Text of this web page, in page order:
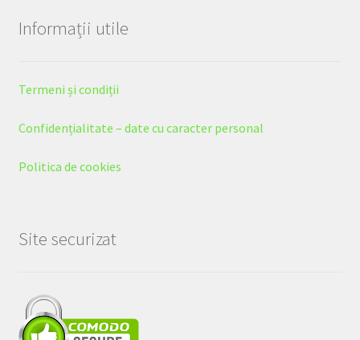
Informații utile
Termeni și condiții
Confidențialitate – date cu caracter personal
Politica de cookies
Site securizat